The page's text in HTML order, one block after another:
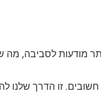
מודעות לסביבה, מה
זו הדרך שלנו